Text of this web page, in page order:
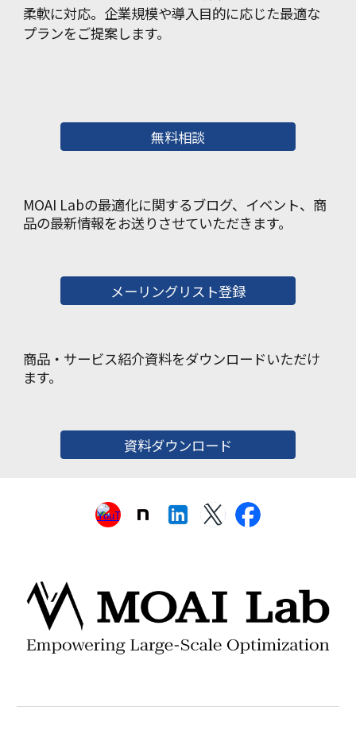
柔軟に対応。企業規模や導入目的に応じた最適な
プランをご提案します。
無料相談
MOAI Labの最適化に関するブログ、イベント、商
品の最新情報をお送りさせていただきます。
メーリングリスト登録
商品・サービス紹介資料をダウンロードいただけ
ます。
資料ダウンロード